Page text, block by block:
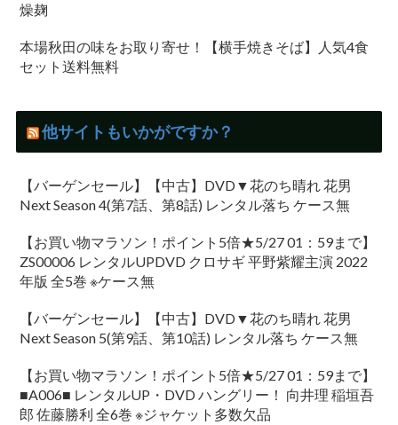
燥麹
本場秋田の味をお取り寄せ！【横手焼きそば】人気4食
セット送料無料
他サイトもいかがですか？
【バーゲンセール】【中古】DVD▼花のち晴れ 花男
Next Season 4(第7話、第8話) レンタル落ち ケース無
【お買い物マラソン！ポイント5倍★5/27 01：59まで】
ZS00006 レンタルUPDVD クロサギ 平野紫耀主演 2022
年版 全5巻 ※ケース無
【バーゲンセール】【中古】DVD▼花のち晴れ 花男
Next Season 5(第9話、第10話) レンタル落ち ケース無
【お買い物マラソン！ポイント5倍★5/27 01：59まで】
■A006■ レンタルUP・DVD ハングリー！ 向井理 稲垣吾
郎 佐藤勝利 全6巻 ※ジャケット多数欠品